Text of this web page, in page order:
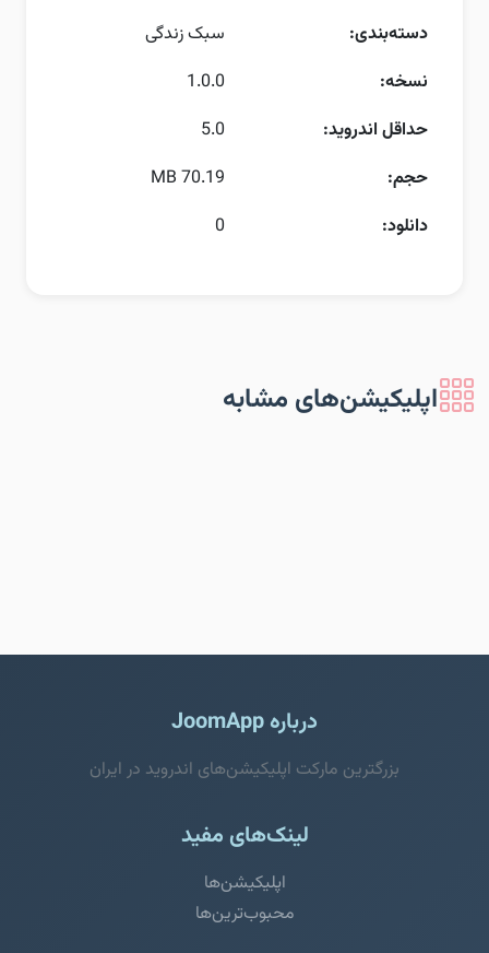
دسته‌بندی:
سبک زندگی
نسخه:
1.0.0
حداقل اندروید:
5.0
حجم:
70.19 MB
دانلود:
0
اپلیکیشن‌های مشابه
درباره JoomApp
بزرگترین مارکت اپلیکیشن‌های اندروید در ایران
لینک‌های مفید
اپلیکیشن‌ها
محبوب‌ترین‌ها